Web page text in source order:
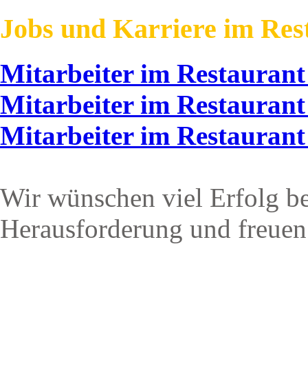
Jobs und Karriere im
Mitarbeiter im
Mitarbeiter im
Mitarbeiter im
Wir wünschen viel Erfolg
Herausforderung und